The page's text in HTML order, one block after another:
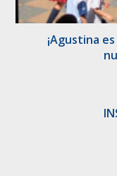
¡Agustina